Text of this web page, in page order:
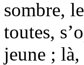
sombre,
toutes,
jeune ;